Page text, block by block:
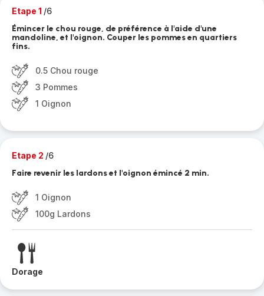
Etape 1 /6
Émincer le chou rouge, de préférence à l'aide d'une
mandoline, et l'oignon. Couper les pommes en quartiers
fins.
0.5 Chou rouge
3 Pommes
1 Oignon
Etape 2 /6
Faire revenir les lardons et l'oignon émincé 2 min.
1 Oignon
100g Lardons
Dorage